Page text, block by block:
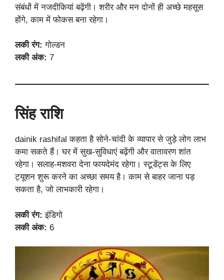
संबंधों में नजदीकियां बढ़ेंगी। शरीर और मन दोनों ही अच्छे महसूस
होंगे, काम में फोकस बना रहेगा।
लकी रंग: गोल्डन
लकी अंक: 7
सिंह राशि
dainik rashifal कहता है सोने-चांदी के व्यापार से जुड़े लोग लाभ
कमा सकते हैं। घर में सुख-सुविधाएं बढ़ेंगी और वातावरण शांत
रहेगा। सलाह-मशवरा देना फायदेमंद रहेगा। स्टूडेंट्स के लिए
ट्यूशन शुरू करने का अच्छा समय है। काम से बाहर जाना पड़
सकता है, जो लाभकारी रहेगा।
लकी रंग: इंडिगो
लकी अंक: 6